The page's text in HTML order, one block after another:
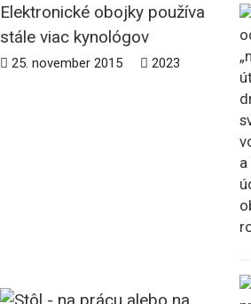
Elektronické obojky používa
stále viac kynológov
25. november 2015 2023